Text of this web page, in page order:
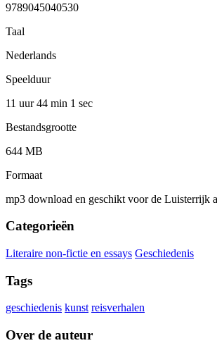
9789045040530
Taal
Nederlands
Speelduur
11 uur 44 min 1 sec
Bestandsgrootte
644 MB
Formaat
mp3 download en geschikt voor de Luisterrijk
Categorieën
Literaire non-fictie en essays Geschiedenis
Tags
geschiedenis kunst reisverhalen
Over de auteur